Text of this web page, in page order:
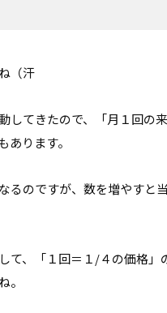
（汗
してきたので、「月１回の
ります。
るのですが、数を増やすと
て、「１回＝１/４の価格」
。